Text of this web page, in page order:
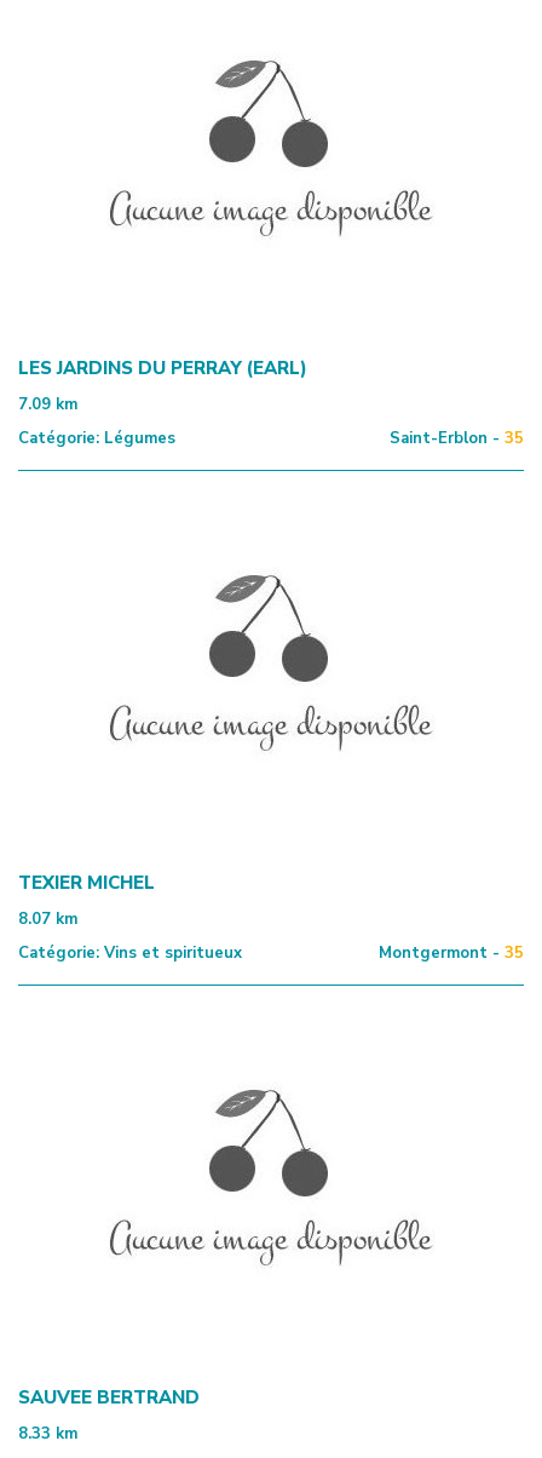
LES JARDINS DU PERRAY (EARL)
7.09 km
Catégorie: Légumes Saint-Erblon - 35
TEXIER MICHEL
8.07 km
Catégorie: Vins et spiritueux Montgermont - 35
SAUVEE BERTRAND
8.33 km